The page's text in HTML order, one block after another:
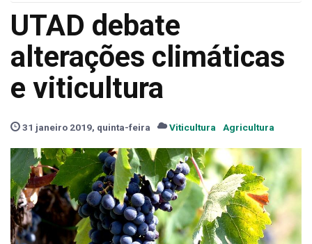
UTAD debate
alterações climáticas
e viticultura
31 janeiro 2019, quinta-feira Viticultura Agricultura